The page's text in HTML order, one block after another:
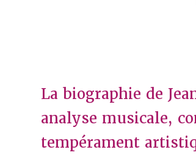
La biographie de
analyse musicale,
tempérament